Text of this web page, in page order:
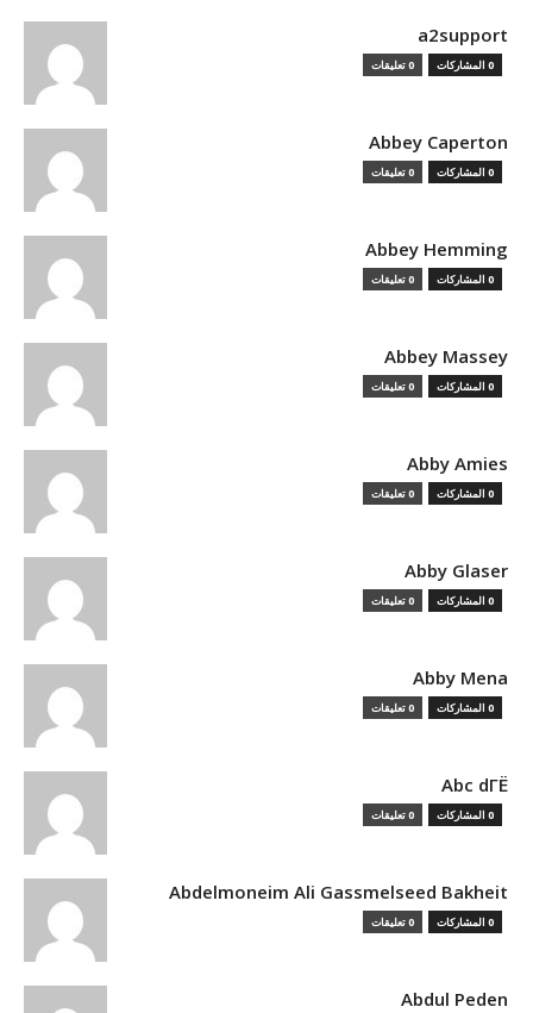
a2support
0 المشاركات 0 تعليقات
Abbey Caperton
0 المشاركات 0 تعليقات
Abbey Hemming
0 المشاركات 0 تعليقات
Abbey Massey
0 المشاركات 0 تعليقات
Abby Amies
0 المشاركات 0 تعليقات
Abby Glaser
0 المشاركات 0 تعليقات
Abby Mena
0 المشاركات 0 تعليقات
Abc dГЁ
0 المشاركات 0 تعليقات
Abdelmoneim Ali Gassmelseed Bakheit
0 المشاركات 0 تعليقات
Abdul Peden